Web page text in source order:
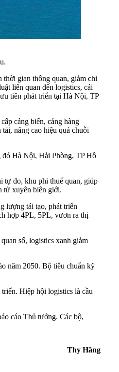
thời gian thông quan, giảm chi
liên quan đến logistics, cải
tiên phát triển tại Hà Nội, TP
cảng biển, cảng hàng
nâng cao hiệu quả chuỗi
Hà Nội, Hải Phòng, TP Hồ
tự do, khu phi thuế quan, giúp
tử xuyên biên giới.
lượng tái tạo, phát triển
hợp 4PL, 5PL, vươn ra thị
số, logistics xanh giảm
năm 2050. Bộ tiêu chuẩn kỹ
Hiệp hội logistics là cầu
cáo Thủ tướng. Các bộ,
Thy Hằng